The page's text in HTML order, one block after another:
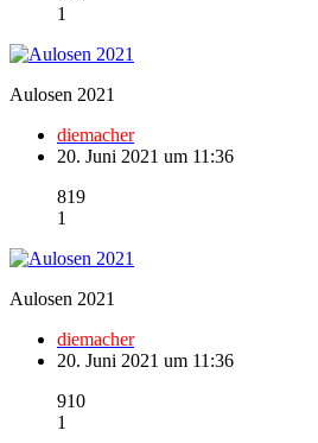
1
Aulosen 2021
diemacher
20. Juni 2021 um 11:36
819
1
Aulosen 2021
diemacher
20. Juni 2021 um 11:36
910
1